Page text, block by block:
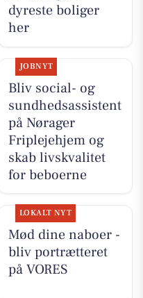
dyreste boliger
her
JOBNYT
Bliv social- og
sundhedsassistent
på Nørager
Friplejehjem og
skab livskvalitet
for beboerne
LOKALT NYT
Mød dine naboer -
bliv portrætteret
på VORES